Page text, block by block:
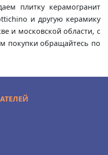
плитку керамогранит
и другую керамику
и московской области, с
покупки обращайтесь по